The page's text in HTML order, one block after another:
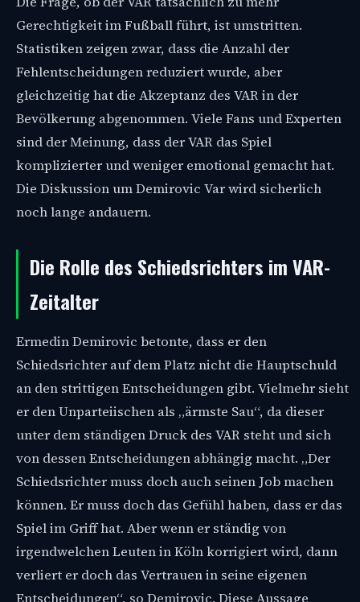
Gerechtigkeit im Fußball führt, ist umstritten.
Statistiken zeigen zwar, dass die Anzahl der
Fehlentscheidungen reduziert wurde, aber
gleichzeitig hat die Akzeptanz des VAR in der
Bevölkerung abgenommen. Viele Fans und Experten
sind der Meinung, dass der VAR das Spiel
komplizierter und weniger emotional gemacht hat.
Die Diskussion um Demirovic Var wird sicherlich
noch lange andauern.
Die Rolle des Schiedsrichters im VAR-
Zeitalter
Ermedin Demirovic betonte, dass er den
Schiedsrichter auf dem Platz nicht die Hauptschuld
an den strittigen Entscheidungen gibt. Vielmehr sieht
er den Unparteiischen als „ärmste Sau“, da dieser
unter dem ständigen Druck des VAR steht und sich
von dessen Entscheidungen abhängig macht. „Der
Schiedsrichter muss doch auch seinen Job machen
können. Er muss doch das Gefühl haben, dass er das
Spiel im Griff hat. Aber wenn er ständig von
irgendwelchen Leuten in Köln korrigiert wird, dann
verliert er doch das Vertrauen in seine eigenen